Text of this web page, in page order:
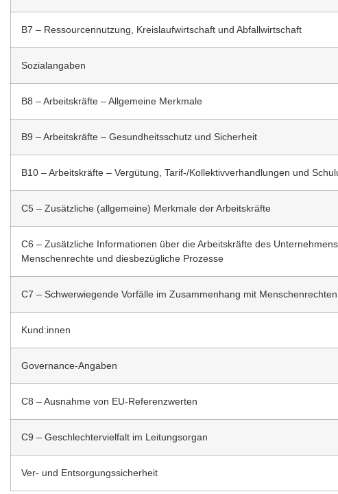
B7 – Ressourcennutzung, Kreislaufwirtschaft und Abfallwirtschaft
Sozialangaben
B8 – Arbeitskräfte – Allgemeine Merkmale
B9 – Arbeitskräfte – Gesundheitsschutz und Sicherheit
B10 – Arbeitskräfte – Vergütung, Tarif-/Kollektivverhandlungen und
C5 – Zusätzliche (allgemeine) Merkmale der Arbeitskräfte
C6 – Zusätzliche Informationen über die Arbeitskräfte des
Menschenrechte und diesbezügliche Prozesse
C7 – Schwerwiegende Vorfälle im Zusammenhang mit Menschenrechten
Kund:innen
Governance-Angaben
C8 – Ausnahme von EU-Referenzwerten
C9 – Geschlechtervielfalt im Leitungsorgan
Ver- und Entsorgungssicherheit